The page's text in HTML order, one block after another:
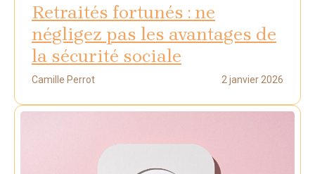
Retraités fortunés : ne
négligez pas les avantages de
la sécurité sociale
Camille Perrot 2 janvier 2026